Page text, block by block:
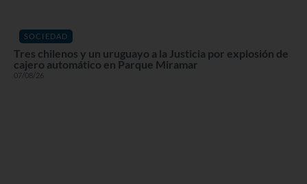
SOCIEDAD
Tres chilenos y un uruguayo a la Justicia por explosión de
cajero automático en Parque Miramar
07/08/26